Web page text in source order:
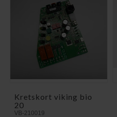
Kretskort viking bio
20
VB-210019